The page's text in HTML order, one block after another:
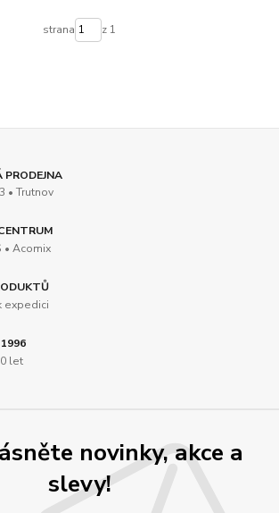
strana z 1
PRODEJNA
• Trutnov
• Acomix
expedici
let
novinky, akce a
slevy!